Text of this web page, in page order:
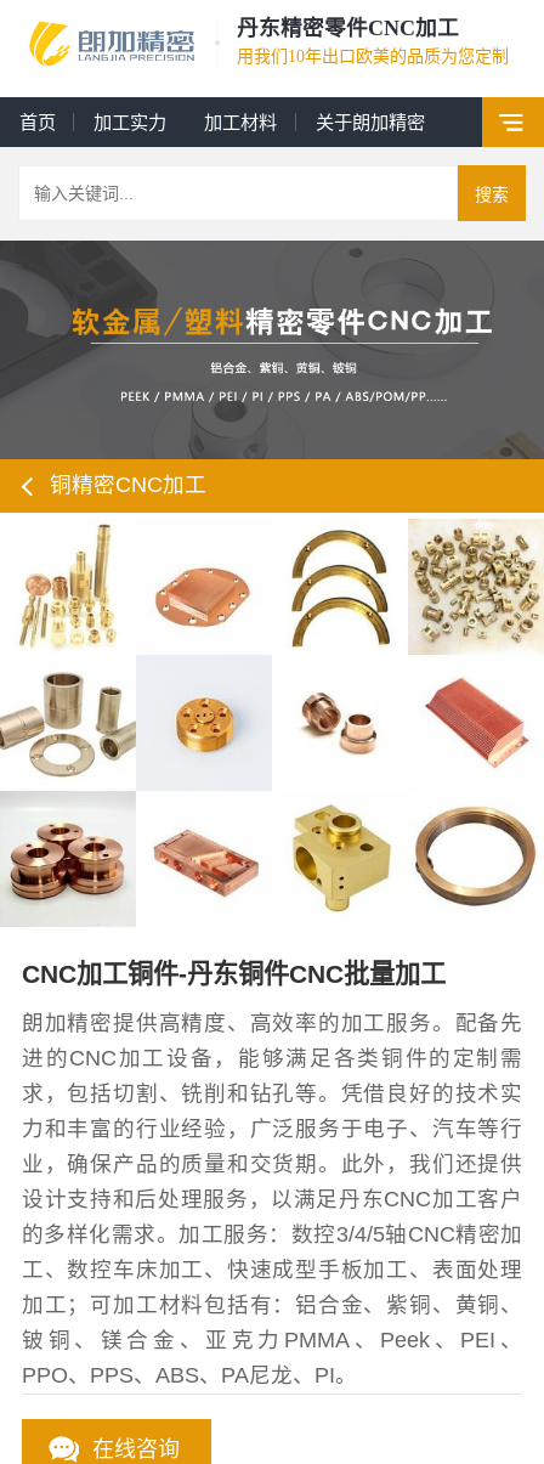
丹东精密零件CNC加工
用我们10年出口欧美的品质为您定制
首页 加工实力 加工材料 关于朗加精密
搜索
铜精密CNC加工
CNC加工铜件-丹东铜件CNC批量加工
朗加精密提供高精度、高效率的加工服务。配备先
进的CNC加工设备，能够满足各类铜件的定制需
求，包括切割、铣削和钻孔等。凭借良好的技术实
力和丰富的行业经验，广泛服务于电子、汽车等行
业，确保产品的质量和交货期。此外，我们还提供
设计支持和后处理服务，以满足丹东CNC加工客户
的多样化需求。加工服务：数控3/4/5轴CNC精密加
工、数控车床加工、快速成型手板加工、表面处理
加工；可加工材料包括有：铝合金、紫铜、黄铜、
铍铜、镁合金、亚克力PMMA、Peek、PEI、
PPO、PPS、ABS、PA尼龙、PI。
在线咨询